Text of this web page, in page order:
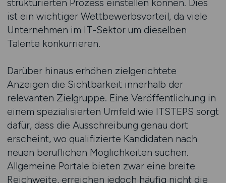
strukturierten Prozess einstellen können. Dies
ist ein wichtiger Wettbewerbsvorteil, da viele
Unternehmen im IT-Sektor um dieselben
Talente konkurrieren.
Darüber hinaus erhöhen zielgerichtete
Anzeigen die Sichtbarkeit innerhalb der
relevanten Zielgruppe. Eine Veröffentlichung in
einem spezialisierten Umfeld wie ITSTEPS sorgt
dafür, dass die Ausschreibung genau dort
erscheint, wo qualifizierte Kandidaten nach
neuen beruflichen Möglichkeiten suchen.
Allgemeine Portale bieten zwar eine breite
Reichweite, erreichen jedoch häufig nicht die